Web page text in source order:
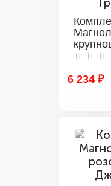
6 234 ₽